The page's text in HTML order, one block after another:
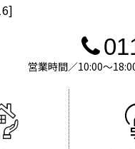
営業時間／10:00～